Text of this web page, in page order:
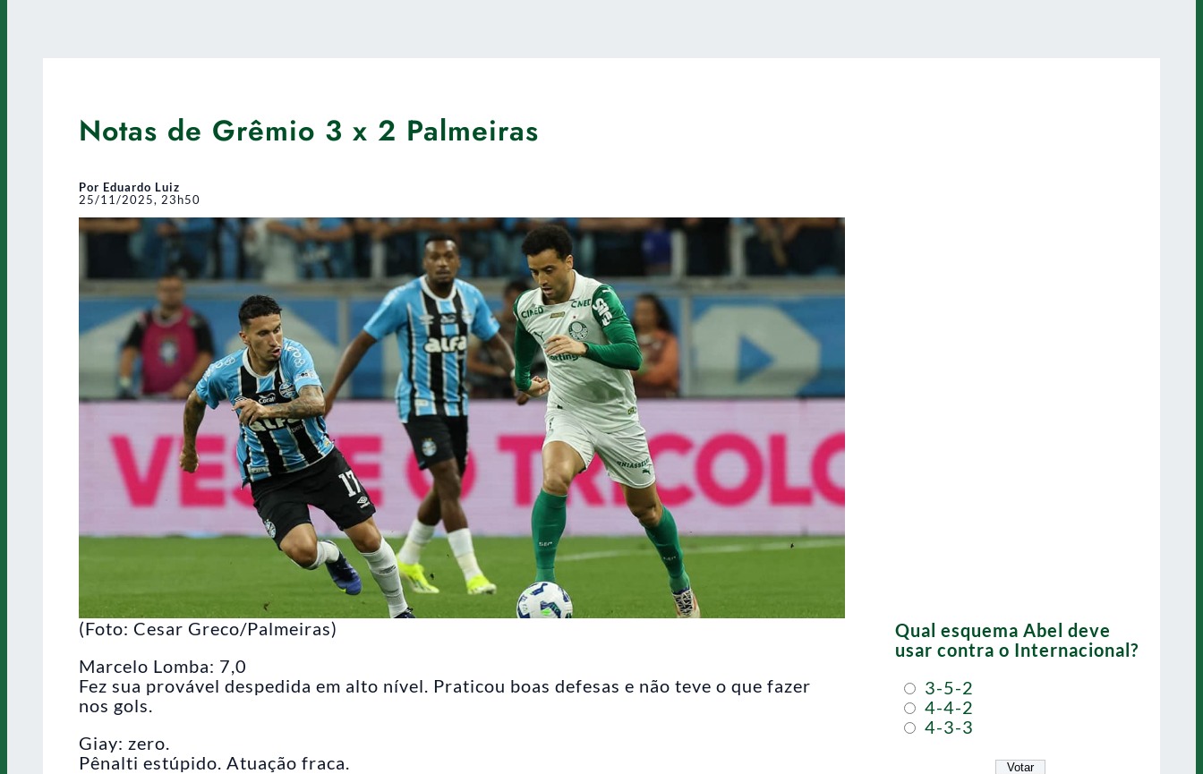
Notas de Grêmio 3 x 2 Palmeiras
Por Eduardo Luiz
25/11/2025, 23h50
(Foto: Cesar Greco/Palmeiras)
Marcelo Lomba: 7,0
Fez sua provável despedida em alto nível. Praticou boas defesas e não teve o que fazer
nos gols.
Giay: zero.
Pênalti estúpido. Atuação fraca.
Qual esquema Abel deve
usar contra o Internacional?
3-5-2
4-4-2
4-3-3